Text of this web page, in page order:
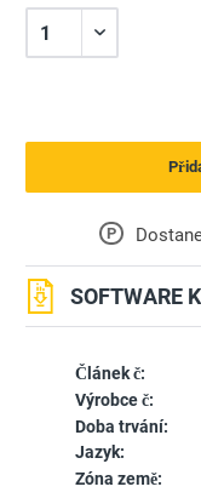
Článek č:
Výrobce č:
Doba trvání:
Jazyk:
Zóna země:
P
SOFTWARE